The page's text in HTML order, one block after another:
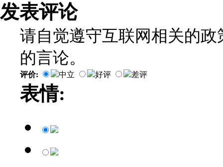
发表评论
请自觉遵守互联网相关的
的言论。
评价: 中立 好评 差评
表情: